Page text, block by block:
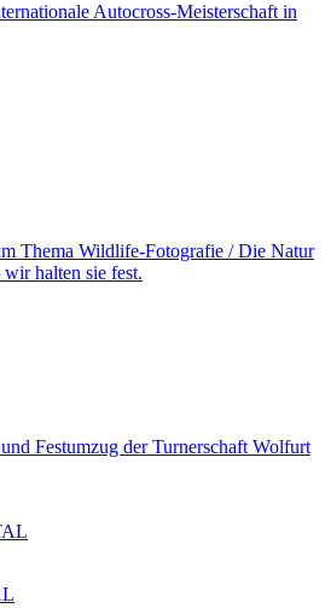
Autocross-Meisterschaft in
Thema Wildlife-Fotografie / Die Natur
halten sie fest.
Festumzug der Turnerschaft Wolfurt